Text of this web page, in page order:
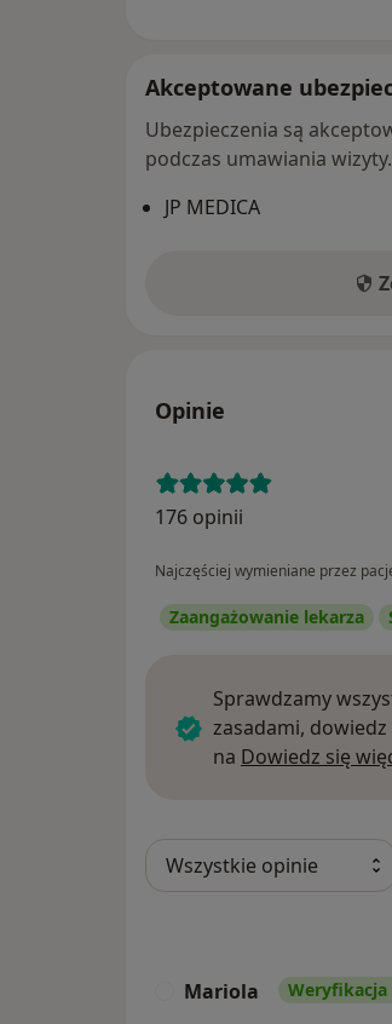
Akceptowane
Ubezpieczenia są
podczas umawiania wizyty.
JP MEDICA
Opinie
176 opinii
Najczęściej wymieniane przez
Zaangażowanie lekarza
Sprawdzamy
zasadami,
na Dowiedz się
Mariola